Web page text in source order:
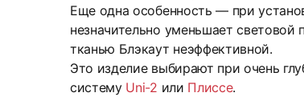
Еще одна особенность — при
незначительно уменьшает
тканью Блэкаут неэффективной.
Это изделие выбирают при очень
систему Uni-2 или Плиссе.